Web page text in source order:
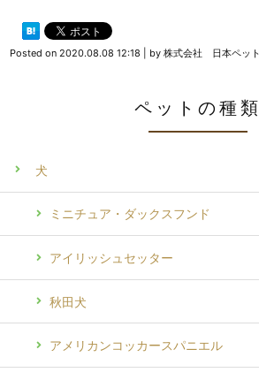
Posted on 2020.08.08 12:18 by 株式会社 日本ペッ
ペットの種類
犬
ミニチュア・ダックスフンド
アイリッシュセッター
秋田犬
アメリカンコッカースパニエル